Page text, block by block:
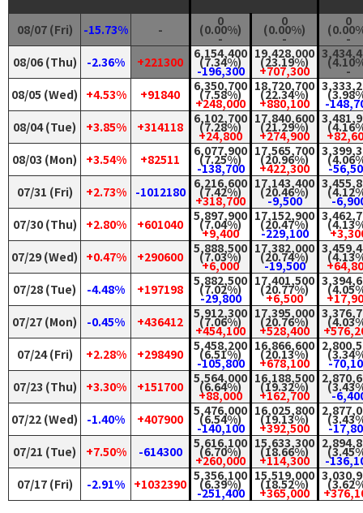
08/07 (Fri) -15.73% -
0
(0.00%)
-
0
(0.00%)
-
0
-
08/06 (Thu)
-2.36% +221300
6,154,400
(7.34%)
-196,300
19,428,000
(23.19%)
+707,300
-
08/05 (Wed) +4.53% +91840
6,350,700
(7.58%)
+248,000
18,720,700
(22.34%)
+880,100
-
08/04 (Tue)
+3.85% +314118
6,102,700
(7.28%)
+24,800
17,840,600
(21.29%)
+274,900
08/03 (Mon)
+3.54% +82511
6,077,900
(7.25%)
-138,700
17,565,700
(20.96%)
+422,300
-
07/31 (Fri)
+2.73% -1012180
6,216,600
(7.42%)
+318,700
17,143,400
(20.46%)
-9,500
-
07/30 (Thu)
+2.80% +601040
5,897,900
(7.04%)
+9,400
17,152,900
(20.47%)
-229,100
07/29 (Wed) +0.47% +290600
5,888,500
(7.03%)
+6,000
17,382,000
(20.74%)
-19,500
07/28 (Tue)
-4.48% +197198
5,882,500
(7.02%)
-29,800
17,401,500
(20.77%)
+6,500
07/27 (Mon)
-0.45% +436412
5,912,300
(7.06%)
+454,100
17,395,000
(20.76%)
+528,400
07/24 (Fri)
+2.28% +298490
5,458,200
(6.51%)
-105,800
16,866,600
(20.13%)
+678,100
-
07/23 (Thu)
+3.30% +151700
5,564,000
(6.64%)
+88,000
16,188,500
(19.32%)
+162,700
-
07/22 (Wed)
-1.40% +407900
5,476,000
(6.54%)
-140,100
16,025,800
(19.13%)
+392,500
-
07/21 (Tue)
+7.50% -614300
5,616,100
(6.70%)
+260,000
15,633,300
(18.66%)
+114,300
-
07/17 (Fri)
-2.91% +1032390
5,356,100
(6.39%)
-251,400
15,519,000
(18.52%)
+365,000